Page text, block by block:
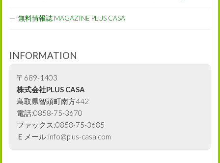
無料情報誌 MAGAZINE PLUS CASA
INFORMATION
〒689-1403
株式会社PLUS CASA
鳥取県智頭町南方442
電話:0858-75-3670
ファックス:0858-75-3685
Ｅメール:info@plus-casa.com